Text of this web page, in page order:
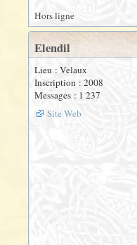
Hors ligne
Elendil
Lieu : Velaux
Inscription : 2008
Messages : 1 237
Site Web